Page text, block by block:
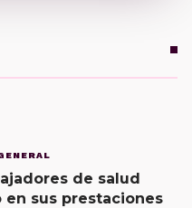
de salud
sus prestaciones